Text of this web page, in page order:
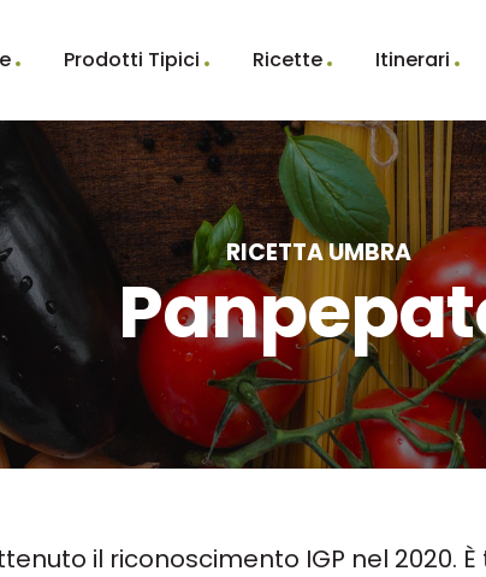
Prodotti Tipici Ricette Itinerari
RICETTA UMBRA
il riconoscimento IGP nel 2020.